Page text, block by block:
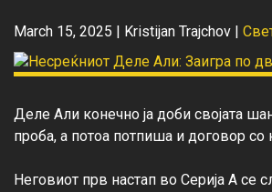
March 15, 2025 | Kristijan Trajchov |
Деле Али конечно ја доби својата
проба, а потоа потпиша и договор со
Неговиот прв настап во Серија А се